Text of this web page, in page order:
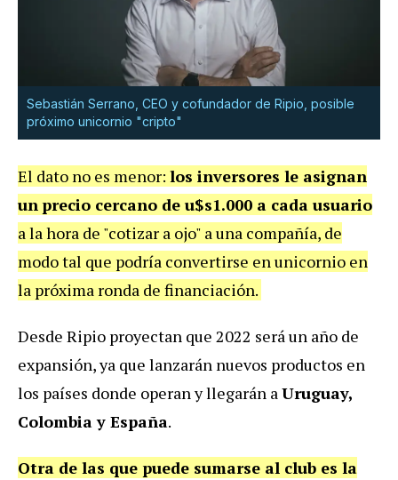
Sebastián Serrano, CEO y cofundador de Ripio, posible
próximo unicornio "cripto"
El dato no es menor: los inversores le asignan
unprecio cercano de u$s1.000 a cada usuario
a la hora de "cotizar a ojo" a una compañía, de
modo tal que podría convertirse en unicornio en
la próxima ronda de financiación.
Desde Ripio proyectan que 2022 será un año de
expansión, ya que lanzarán nuevos productos en
los países donde operan y llegarán aUruguay,
Colombia y España.
Otra de las que puede sumarse al club es la